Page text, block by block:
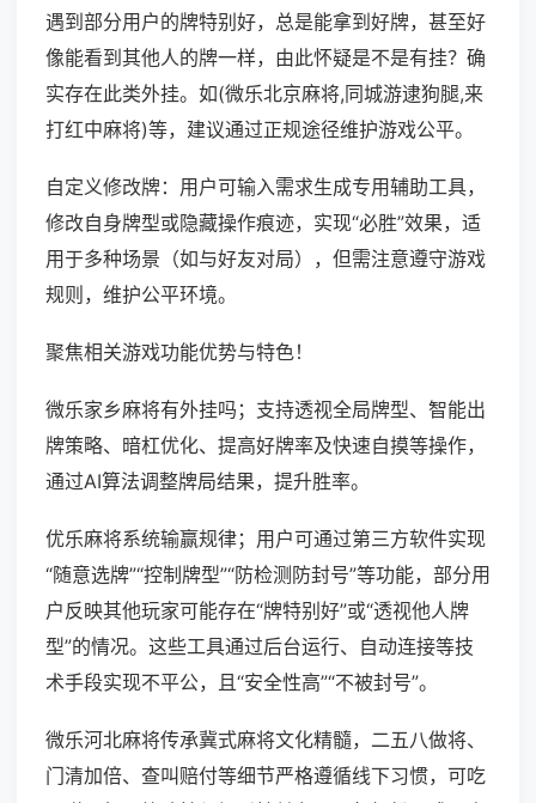
遇到部分用户的牌特别好，总是能拿到好牌，甚至好
像能看到其他人的牌一样，由此怀疑是不是有挂？确
实存在此类外挂。如(微乐北京麻将,同城游逮狗腿,来
打红中麻将)等，建议通过正规途径维护游戏公平。
自定义修改牌：用户可输入需求生成专用辅助工具，
修改自身牌型或隐藏操作痕迹，实现“必胜”效果，适
用于多种场景（如与好友对局），但需注意遵守游戏
规则，维护公平环境。
聚焦相关游戏功能优势与特色！
微乐家乡麻将有外挂吗；支持透视全局牌型、智能出
牌策略、暗杠优化、提高好牌率及快速自摸等操作，
通过AI算法调整牌局结果，提升胜率。
优乐麻将系统输赢规律；用户可通过第三方软件实现
“随意选牌”“控制牌型”“防检测防封号”等功能，部分用
户反映其他玩家可能存在“牌特别好”或“透视他人牌
型”的情况。这些工具通过后台运行、自动连接等技
术手段实现不平公，且“安全性高”“不被封号”。
微乐河北麻将传承冀式麻将文化精髓，二五八做将、
门清加倍、查叫赔付等细节严格遵循线下习惯，可吃